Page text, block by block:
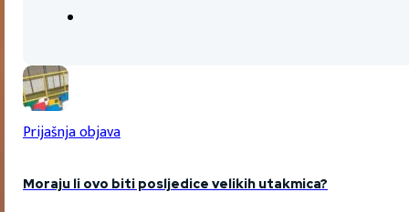
Prijašnja objava
Moraju li ovo biti posljedice velikih utakmica?